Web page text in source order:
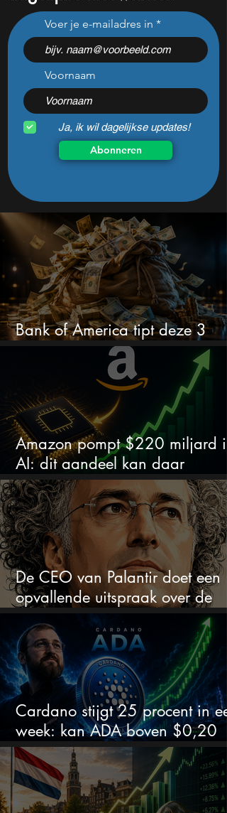
Amazon pompt $220
miljard in AI: dit aandeel
kan daar explosief van
profiteren
Voer je e-mailadres in
Voornaam
Ja, ik wil dagelijkse updates!
Abonneren
Bank of America tipt deze 3
chipaandelen
Amazon pompt $220 miljard in
AI: dit aandeel kan daar
explosief van profiteren
De CEO van Palantir doet een
opvallende uitspraak over de
beurs
Cardano stijgt 25 procent in
week: kan ADA boven $0,20
blijven?